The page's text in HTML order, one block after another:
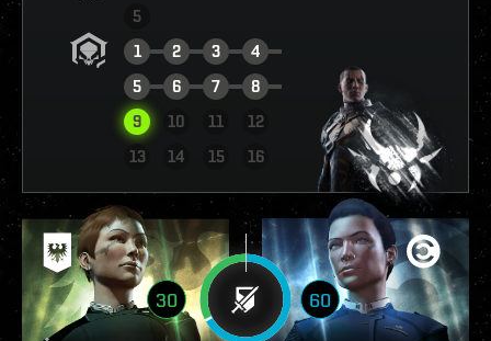
5
1
2 3
4
5
6 7
8
9
10 11
12
13
14 15 16
VOIR LE RAPPORT
30 60